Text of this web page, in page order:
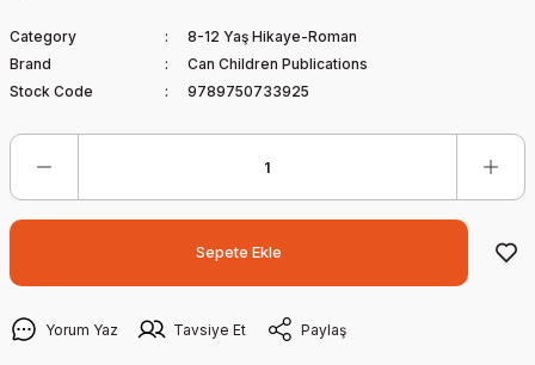
Category
8-12 Yaş Hikaye-Roman
Brand
Can Children Publications
Stock Code
9789750733925
Sepete Ekle
Yorum Yaz Tavsiye Et Paylaş